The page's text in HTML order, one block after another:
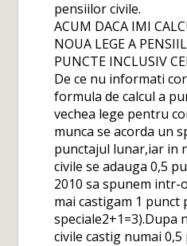
pensiilor civile.
ACUM DACA IMI
NOUA LEGE A
PUNCTE INCLUSIV
De ce nu informati
formula de calcul a
vechea lege pentru
munca se acorda un
punctajul lunar,iar in
civile se adauga 0,5
2010 sa spunem intr-
mai castigam 1
speciale2+1=3).Dupa
civile castig numai 0,5